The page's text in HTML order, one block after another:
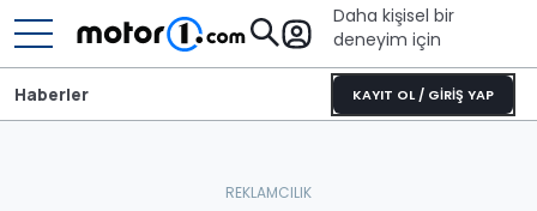
Daha kişisel bir
deneyim için
KAYIT OL / GİRİŞ YAP
Haberler